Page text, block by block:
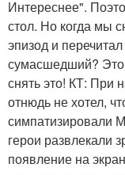
Интереснее".
стол. Но когда мы
эпизод и
сумасшедший? Это
снять это! КТ: При
отнюдь не хотел,
симпатизировали
герои развлекали
появление на